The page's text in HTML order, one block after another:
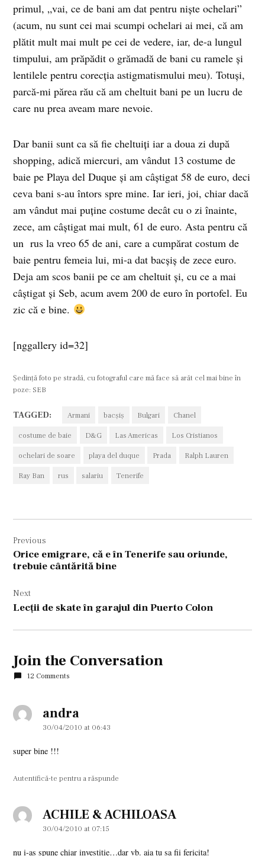
primul, „vai, ce de bani am dat pentru nişte ochelari”
(acum, nu sunt cei mai scumpi ochelari ai mei, că am
plătit mult mai mult pe cei de vedere, iar, de-a lungul
timpului, am prăpădit o grămadă de bani cu ramele şi
lentilele pentru corecţia astigmatismului meu). Totuşi,
parcă-mi părea rău că am cheltuit bani pe un lucru de
care nu prea aveam mare nevoie.
Dar banii sunt ca să fie cheltuiţi iar a doua zi după
shopping, adică miercuri, am vândut 13 costume de
baie pe Playa del Duque şi am câştigat 58 de euro, deci
ceva bani s-au întors spre mine. Iar ieri, joi, chiar dacă
am vândut mai puţine costume decât cu o zi înainte,
zece, am câştigat mai mult, 61 de euro. Asta pentru că
un rus la vreo 65 de ani, care a cumpărat costum de
baie pentru femeia lui, mi-a dat bacşiş de zece euro.
Deja am scos banii pe ce am cheltuit şi, cu ce a mai
câştigat şi Seb, acum avem 200 de euro în portofel. Eu
zic că e bine.
[nggallery id=32]
Şedinţă foto pe stradă, cu fotograful care mă face să arăt cel mai bine în
poze: SEB
TAGGED: Armani bacşiş Bulgari Chanel
costume de baie D&G Las Americas Los Cristianos
ochelari de soare playa del duque Prada Ralph Lauren
Ray Ban rus salariu Tenerife
în
articole
Previous
Orice emigrare, că e în Tenerife sau oriunde,
trebuie cântărită bine
Next
Lecţii de skate în garajul din Puerto Colon
Join the Conversation
12 Comments
andra
30/04/2010 at 06:43
super bine !!!
Autentifică-te pentru a răspunde
ACHILE & ACHILOASAsays:
30/04/2010 at 07:15
nu i-as spune chiar investitie…dar vb. aia tu sa fii fericita!